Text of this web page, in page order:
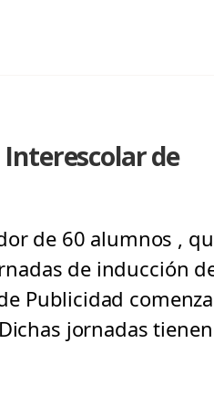
de
de 60 alumnos ,
de inducción
Publicidad
jornadas